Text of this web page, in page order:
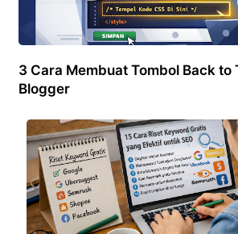
3 Cara Membuat Tombol Back to
Blogger